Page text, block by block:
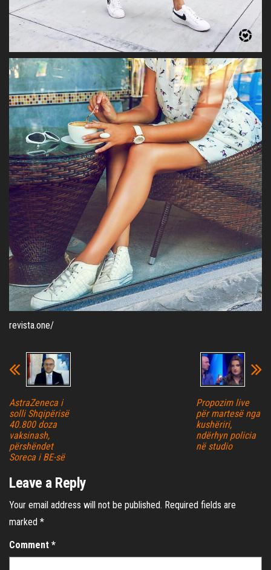
revista.one/
AstraZeneca i
solli Shqipërisë
40.800 doza
vaksinash,
përshëndet
Soreca i BE-së
Propozim live
për martesë nga
kushëriri,
ndërhyn policia
në studio
Leave a Reply
Your email address will not be published. Required fields are
marked *
Comment *